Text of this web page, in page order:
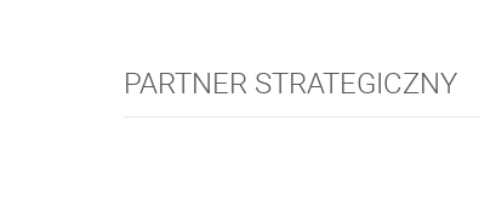
PARTNER STRATEGICZNY